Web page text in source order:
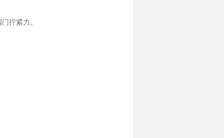
拧紧力。